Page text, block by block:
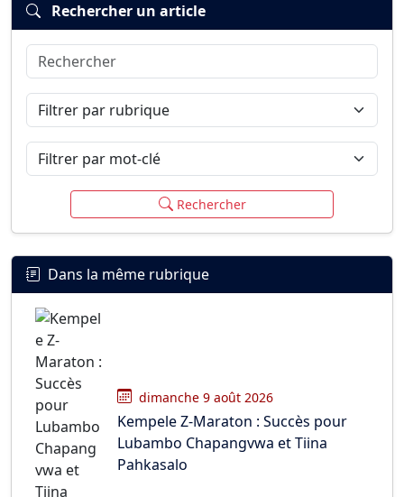
Connexion
Rechercher un article
Rechercher
Filtrer par rubrique
Filtrer par mot-clé
Rechercher
Dans la même rubrique
dimanche 9 août 2026
Kempele Z-Maraton : Succès pour
Lubambo Chapangvwa et Tiina
Pahkasalo